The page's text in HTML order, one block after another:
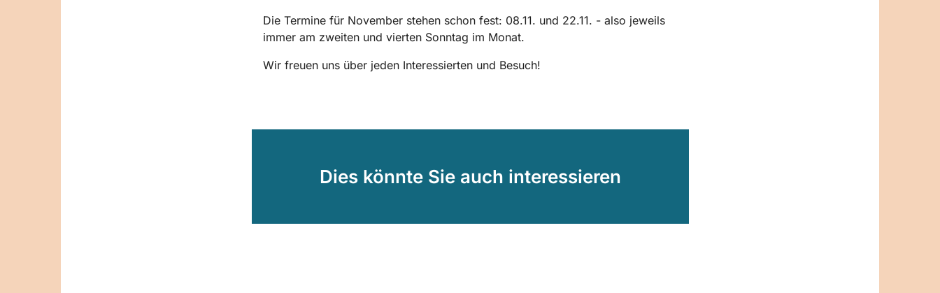
Die Termine für November stehen schon fest: 08.11. und 22.11. - also jeweils
immer am zweiten und vierten Sonntag im Monat.
Wir freuen uns über jeden Interessierten und Besuch!
Dies könnte Sie auch interessieren